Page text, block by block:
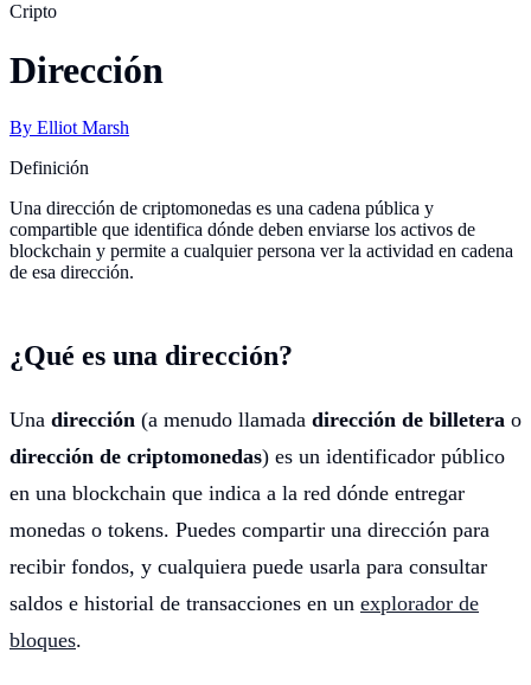
Cripto
Dirección
By Elliot Marsh
Definición
Una dirección de criptomonedas es una cadena pública y
compartible que identifica dónde deben enviarse los activos de
blockchain y permite a cualquier persona ver la actividad en cadena
de esa dirección.
¿Qué es una dirección?
Una dirección (a menudo llamada dirección de billetera o
dirección de criptomonedas) es un identificador público
en una blockchain que indica a la red dónde entregar
monedas o tokens. Puedes compartir una dirección para
recibir fondos, y cualquiera puede usarla para consultar
saldos e historial de transacciones en un explorador de
bloques.